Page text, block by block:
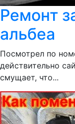
Ремонт
альбеа
Посмотрел по
действительно
смущает, что...